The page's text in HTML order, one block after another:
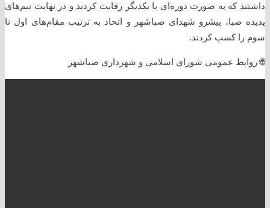
داشتند که به صورت دوره‌ای با یکدیگر رقابت کردند و در نهایت تیم‌های
پدیده صبا، پیشرو شهدای صباشهر و اتحاد به ترتیب مقام‌های اول تا
سوم را کسب کردند.
🌐 روابط عمومی شورای اسلامی و شهرداری صباشهر